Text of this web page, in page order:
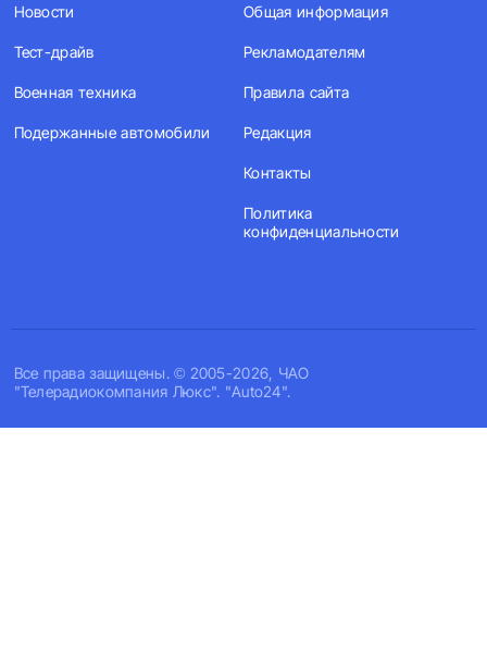
Все права защищены. © 2005-2026, ЧАО
"Телерадиокомпания Люкс". "Auto24".
Новости
Тест-драйв
Военная техника
Подержанные автомобили
Общая информация
Рекламодателям
Правила сайта
Редакция
Контакты
Политика
конфиденциальности